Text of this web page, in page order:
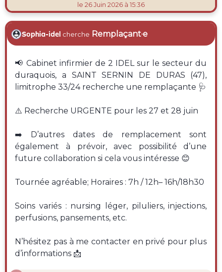
le 26 Juin 2026 à 15:36
Sophia-idel cherche Remplaçant·e
📢 Cabinet infirmier de 2 IDEL sur le secteur du
duraquois, a SAINT SERNIN DE DURAS (47),
limitrophe 33/24 recherche une remplaçante 🩺
⚠️ Recherche URGENTE pour les 27 et 28 juin
➡️ D’autres dates de remplacement sont
également à prévoir, avec possibilité d’une
future collaboration si cela vous intéresse 😊
Tournée agréable; Horaires : 7h / 12h– 16h/18h30
Soins variés : nursing léger, piluliers, injections,
perfusions, pansements, etc.
N’hésitez pas à me contacter en privé pour plus
d’informations 📩